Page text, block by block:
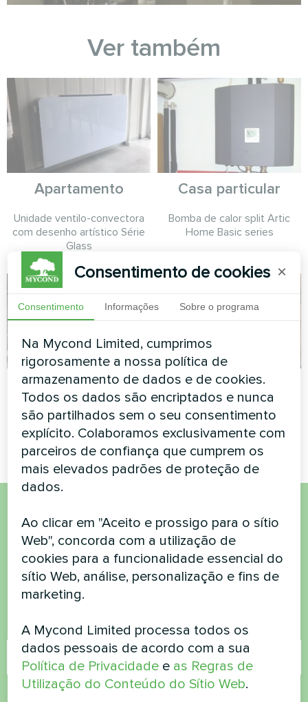
Ver também
Apartamento
Unidade ventilo-convectora
com desenho artístico Série
Glass
Casa particular
Bomba de calor split Artic
Home Basic series
Casa particular
Bomba de calor split Artic
Home Basic series
Casa de campo
Bomba de calor split Artic
Home Smart series
Quer comprar ou tem
dúvidas?
Contacte-nos e nós ajudamo-lo
Nome
Número de telefone
Consentimento de cookies ×
Consentimento Informações Sobre o programa
Na Mycond Limited, cumprimos
rigorosamente a nossa política de
armazenamento de dados e de cookies.
Todos os dados são encriptados e nunca
são partilhados sem o seu consentimento
explícito. Colaboramos exclusivamente com
parceiros de confiança que cumprem os
mais elevados padrões de proteção de
dados.
Ao clicar em "Aceito e prossigo para o sítio
Web", concorda com a utilização de
cookies para a funcionalidade essencial do
sítio Web, análise, personalização e fins de
marketing.
A Mycond Limited processa todos os
dados pessoais de acordo com a sua
Política de Privacidade e as Regras de
Utilização do Conteúdo do Sítio Web.